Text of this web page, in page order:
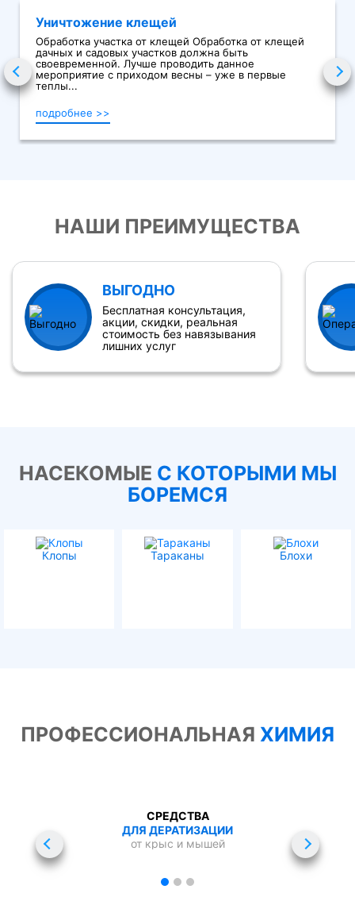
Уничтожение клещей
Обработка участка от клещей Обработка от клещей
дачных и садовых участков должна быть
своевременной. Лучше проводить данное
мероприятие с приходом весны – уже в первые
теплы...
подробнее >>
НАШИ ПРЕИМУЩЕСТВА
ВЫГОДНО
Бесплатная консультация,
акции, скидки, реальная
стоимость без навязывания
лишних услуг
НАСЕКОМЫЕ С КОТОРЫМИ МЫ
БОРЕМСЯ
Клопы Тараканы Блохи
ПРОФЕССИОНАЛЬНАЯ ХИМИЯ
СРЕДСТВА
ДЛЯ ДЕРАТИЗАЦИИ
от крыс и мышей